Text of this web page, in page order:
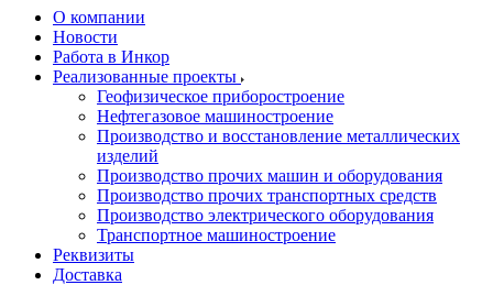
О компании
Новости
Работа в Инкор
Реализованные проекты
Геофизическое приборостроение
Нефтегазовое машиностроение
Производство и восстановление металлических
изделий
Производство прочих машин и оборудования
Производство прочих транспортных средств
Производство электрического оборудования
Транспортное машиностроение
Реквизиты
Доставка